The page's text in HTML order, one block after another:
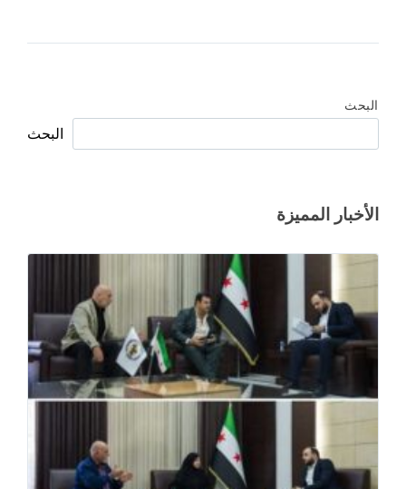
البحث
البحث
الأخبار المميزة